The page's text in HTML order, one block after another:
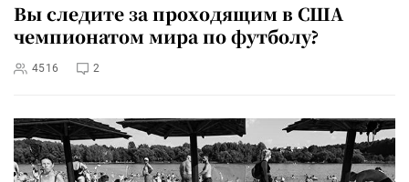
Вы следите за проходящим в США
чемпионатом мира по футболу?
4516 2